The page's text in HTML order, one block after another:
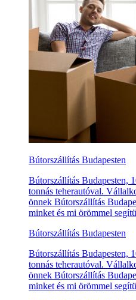
Bútorszállítás Budapesten
Bútorszállítás Budapesten,
tonnás teherautóval.
önnek Bútorszállítás
minket és mi örömmel
Bútorszállítás Budapesten
Bútorszállítás Budapesten,
tonnás teherautóval.
önnek Bútorszállítás
minket és mi örömmel